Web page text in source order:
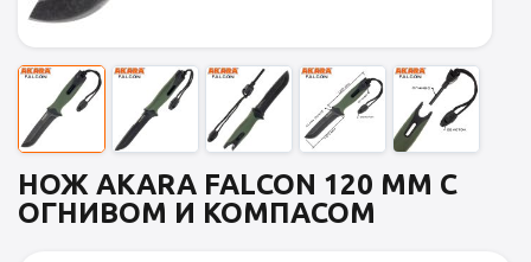
НОЖ AKARA FALCON 120 MM С
ОГНИВОМ И КОМПАСОМ